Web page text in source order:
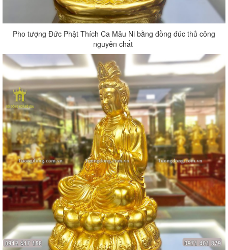
Pho tượng Đức Phật Thích Ca Mâu Ni bằng đồng đúc thủ công
nguyên chất